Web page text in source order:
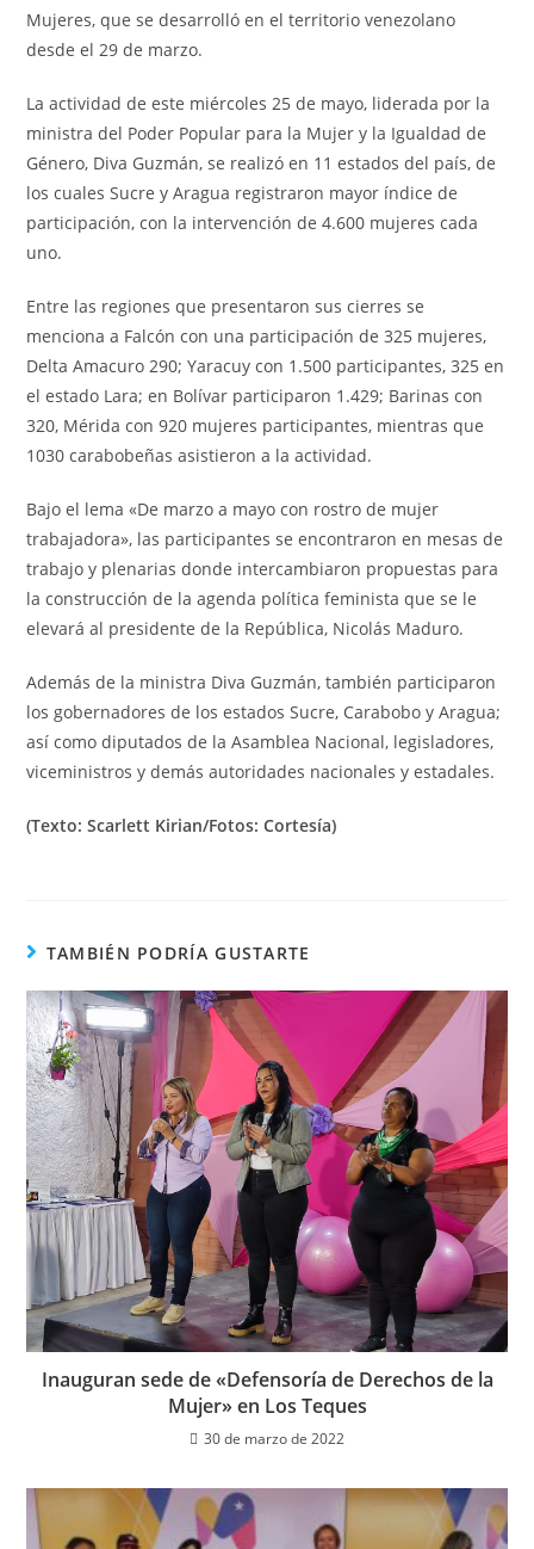
Mujeres, que se desarrolló en el territorio venezolano
desde el 29 de marzo.
La actividad de este miércoles 25 de mayo, liderada por la
ministra del Poder Popular para la Mujer y la Igualdad de
Género, Diva Guzmán, se realizó en 11 estados del país, de
los cuales Sucre y Aragua registraron mayor índice de
participación, con la intervención de 4.600 mujeres cada
uno.
Entre las regiones que presentaron sus cierres se
menciona a Falcón con una participación de 325 mujeres,
Delta Amacuro 290; Yaracuy con 1.500 participantes, 325 en
el estado Lara; en Bolívar participaron 1.429; Barinas con
320, Mérida con 920 mujeres participantes, mientras que
1030 carabobeñas asistieron a la actividad.
Bajo el lema «De marzo a mayo con rostro de mujer
trabajadora», las participantes se encontraron en mesas de
trabajo y plenarias donde intercambiaron propuestas para
la construcción de la agenda política feminista que se le
elevará al presidente de la República, Nicolás Maduro.
Además de la ministra Diva Guzmán, también participaron
los gobernadores de los estados Sucre, Carabobo y Aragua;
así como diputados de la Asamblea Nacional, legisladores,
viceministros y demás autoridades nacionales y estadales.
(Texto: Scarlett Kirian/Fotos: Cortesía)
TAMBIÉN PODRÍA GUSTARTE
Inauguran sede de «Defensoría de Derechos de la
Mujer» en Los Teques
30 de marzo de 2022